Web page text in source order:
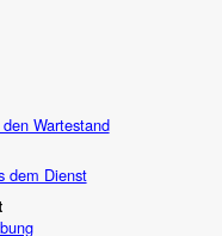
Wartestand
dem Dienst